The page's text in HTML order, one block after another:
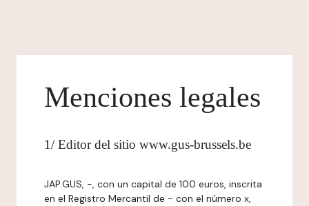
Menciones legales
1/ Editor del sitio www.gus-brussels.be
JAP.GUS, -, con un capital de 100 euros, inscrita
en el Registro Mercantil de - con el número x,